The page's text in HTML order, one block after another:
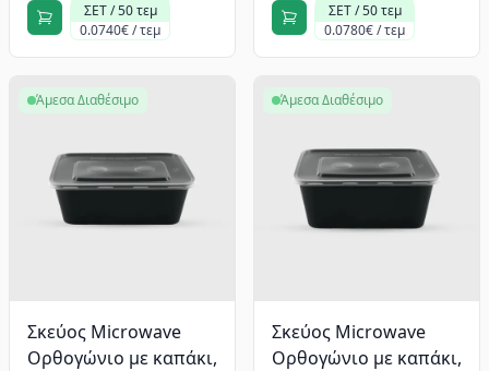
ΣΕΤ / 50 τεμ
0.0740€ / τεμ
ΣΕΤ / 50 τεμ
0.0780€ / τεμ
Σκεύος Microwave
Ορθογώνιο με καπάκι,
Άμεσα Διαθέσιμο
Σκεύος Microwave
Ορθογώνιο με καπάκι,
Άμεσα Διαθέσιμο